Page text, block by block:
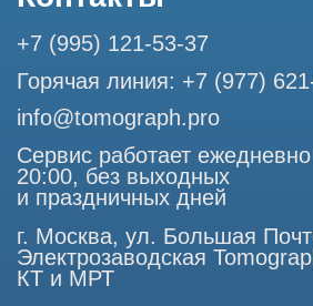
Продолжая работу с сайтом, вы даете согласие на
использование сайтом cookies и обработку персональных
данных в целях функционирования сайта, проведения
сервиса и предоставления релевантной рекламной